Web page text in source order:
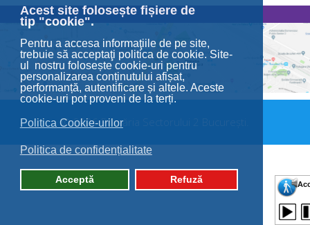
Acest site folosește fișiere de
tip "cookie".
Pentru a accesa informaţiile de pe site,
trebuie să acceptaţi politica de cookie. Site-
ul nostru folosește cookie-uri pentru
personalizarea conținutului afișat,
performanță, autentificare și altele. Aceste
cookie-uri pot proveni de la terți.
Politica Cookie-urilor
Politica de confidențialitate
Acceptă Refuză
© 2026 Primăria Sectorului 2 București.